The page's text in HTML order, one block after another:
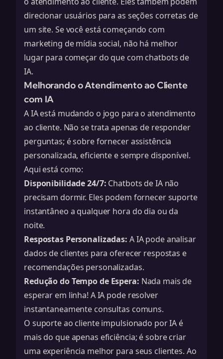
direcionar usuários para as seções corretas de
um site. Se você está começando com
marketing de mídia social, não há melhor
lugar para começar do que com chatbots de
IA.
Melhorando o Atendimento ao Cliente
com IA
A IA está mudando o jogo para o atendimento
ao cliente. Não se trata apenas de responder
perguntas; é sobre fornecer assistência
personalizada, eficiente e sempre disponível.
Aqui está como:
Disponibilidade 24/7: Chatbots de IA não
precisam dormir. Eles podem fornecer suporte
instantâneo a qualquer hora do dia ou da
noite.
Respostas Personalizadas: A IA pode analisar
dados de clientes para oferecer respostas e
recomendações personalizadas.
Redução do Tempo de Espera: Nada mais de
esperar em linha! A IA pode resolver
instantaneamente consultas comuns.
O suporte ao cliente impulsionado por IA é
mais do que apenas eficiência; é sobre criar
uma experiência melhor para seus clientes. Ao